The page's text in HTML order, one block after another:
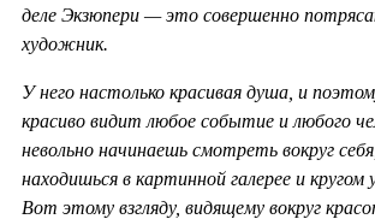
деле Экзюпери — это совершенно
художник.
У него настолько красивая душа, и
красиво видит любое событие и любого
невольно начинаешь смотреть вокруг
находишься в картинной галерее и
Вот этому взгляду, видящему вокруг